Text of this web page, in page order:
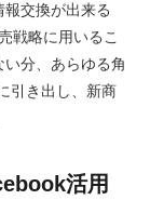
交換が出来る
戦略に用いるこ
分、あらゆる角
引き出し、新商
活用